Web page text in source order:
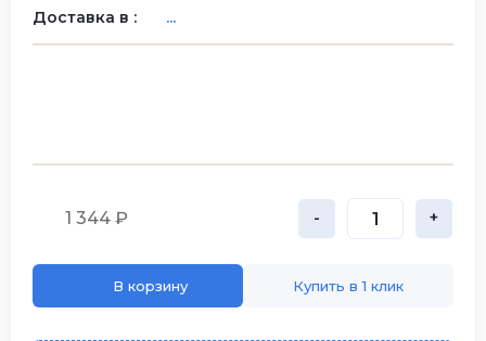
Доставка в : ...
1 344 ₽ - +
В корзину Купить в 1 клик